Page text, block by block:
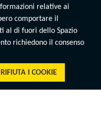
relative ai
comportare il
al di fuori dello Spazio
richiedono il consenso
RIFIUTA I COOKIE